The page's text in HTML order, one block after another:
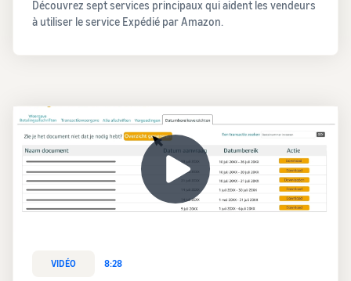
Découvrez sept services principaux qui aident les vendeurs
à utiliser le service Expédié par Amazon.
VIDÉO 8:28